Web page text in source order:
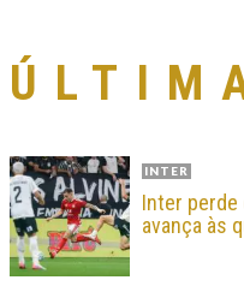
INTER
Inter perde
avança às